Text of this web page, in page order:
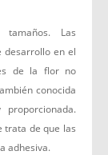
Las
desarrollo en el
de la flor no
conocida
trata de que las
adhesiva.